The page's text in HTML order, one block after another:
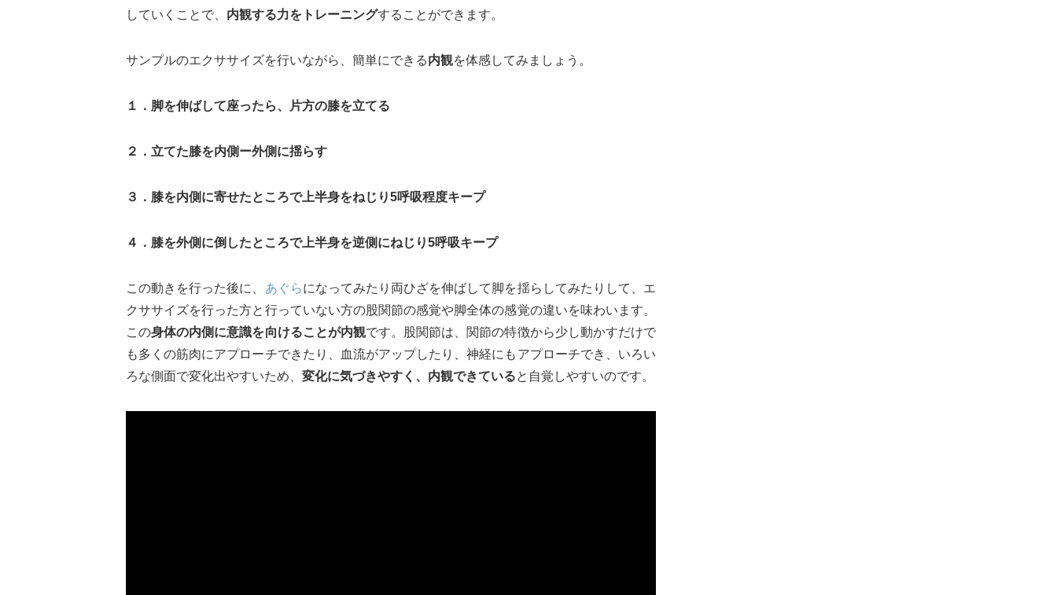
していくことで、 内観する力をトレーニングすることができます。
サンプルのエクササイズを行いながら、簡単にできる内観を体感してみましょう。
１．脚を伸ばして座ったら、片方の膝を立てる
２．立てた膝を内側ー外側に揺らす
３．膝を内側に寄せたところで上半身をねじり5呼吸程度キープ
４．膝を外側に倒したところで上半身を逆側にねじり5呼吸キープ
この動きを行った後に、 あぐらになってみたり両ひざを伸ばして脚を揺らしてみたりして、エ
クササイズを行った方と行っていない方の股関節の感覚や脚全体の感覚の違いを味わいます。
この身体の内側に意識を向けることが内観です。股関節は、関節の特徴から少し動かすだけで
も多くの筋肉にアプローチできたり、血流がアップしたり、神経にもアプローチでき、いろい
ろな側面で変化出やすいため、 変化に気づきやすく、内観できていると自覚しやすいのです。